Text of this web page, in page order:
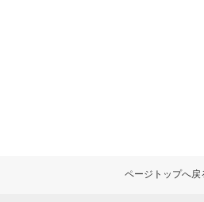
ページトップへ戻